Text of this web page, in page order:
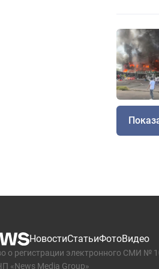
НовостиСтатьиФотоВидео
о регистрации электронного СМИ №
«News Media Group»